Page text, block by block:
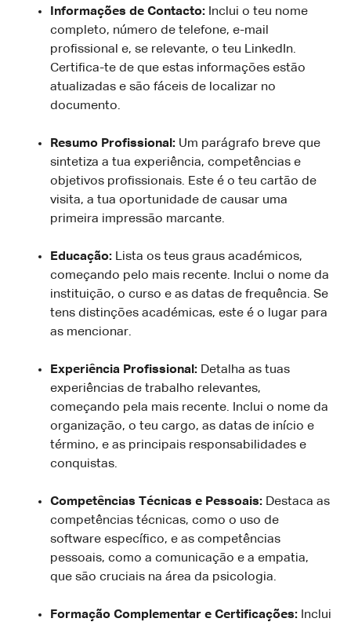
Informações de Contacto: Inclui o teu nome
completo, número de telefone, e-mail
profissional e, se relevante, o teu LinkedIn.
Certifica-te de que estas informações estão
atualizadas e são fáceis de localizar no
documento.
Resumo Profissional: Um parágrafo breve que
sintetiza a tua experiência, competências e
objetivos profissionais. Este é o teu cartão de
visita, a tua oportunidade de causar uma
primeira impressão marcante.
Educação: Lista os teus graus académicos,
começando pelo mais recente. Inclui o nome da
instituição, o curso e as datas de frequência. Se
tens distinções académicas, este é o lugar para
as mencionar.
Experiência Profissional: Detalha as tuas
experiências de trabalho relevantes,
começando pela mais recente. Inclui o nome da
organização, o teu cargo, as datas de início e
término, e as principais responsabilidades e
conquistas.
Competências Técnicas e Pessoais: Destaca as
competências técnicas, como o uso de
software específico, e as competências
pessoais, como a comunicação e a empatia,
que são cruciais na área da psicologia.
Formação Complementar e Certificações: Inclui